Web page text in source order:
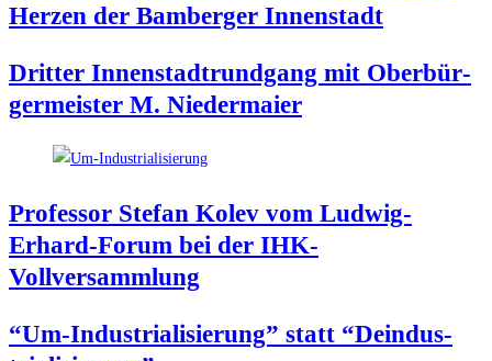
Her­zen der Bam­ber­ger Innenstadt
Drit­ter Innen­stadt­rund­gang mit Ober­bür­
ger­meis­ter M. Niedermaier
Pro­fes­sor Ste­fan Kolev vom Lud­wig-
Erhard-Forum bei der IHK-
Vollversammlung
“Um-Indus­tria­li­sie­rung” statt “Deindus­